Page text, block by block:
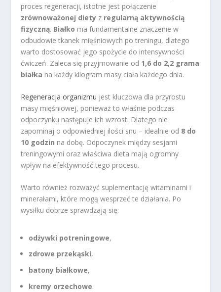
proces regeneracji, istotne jest połączenie
zrównoważonej diety z regularną aktywnością
fizyczną. Białko ma fundamentalne znaczenie w
odbudowie tkanek mięśniowych po treningu, dlatego
warto dostosować jego spożycie do intensywności
ćwiczeń. Zaleca się przyjmowanie od 1,6 do 2,2 grama
białka na każdy kilogram masy ciała każdego dnia.
Regeneracja organizmu jest kluczowa dla przyrostu
masy mięśniowej, ponieważ to właśnie podczas
odpoczynku następuje ich wzrost. Dlatego nie
zapominaj o odpowiedniej ilości snu – idealnie od 8 do
10 godzin na dobę. Odpoczynek między sesjami
treningowymi oraz właściwa dieta mają ogromny
wpływ na efektywność tego procesu.
Warto również rozważyć suplementację witaminami i
minerałami, które mogą wesprzeć te działania. Po
wysiłku dobrze sprawdzają się:
odżywki potreningowe,
zdrowe przekąski,
batony białkowe,
kremy orzechowe.